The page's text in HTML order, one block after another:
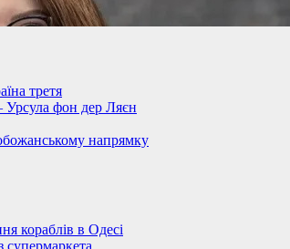
третя
Урсула фон дер Ляєн
напрямку
кораблів в Одесі